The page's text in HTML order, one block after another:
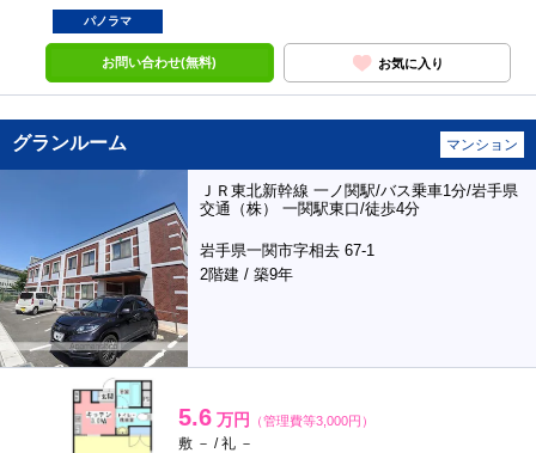
パノラマ
お問い合わせ(無料) お気に入り
グランルーム マンション
ＪＲ東北新幹線 一ノ関駅/バス乗車1分/岩手県
交通（株） 一関駅東口/徒歩4分
岩手県一関市字相去 67-1
2階建 / 築9年
5.6 万円 （管理費等3,000円）
敷 － / 礼 －